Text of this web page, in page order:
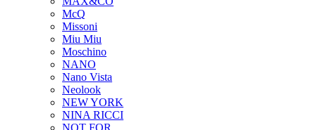
McQ
Missoni
Miu Miu
Moschino
NANO
Nano Vista
Neolook
NEW YORK
NINA RICCI
NOT FOR